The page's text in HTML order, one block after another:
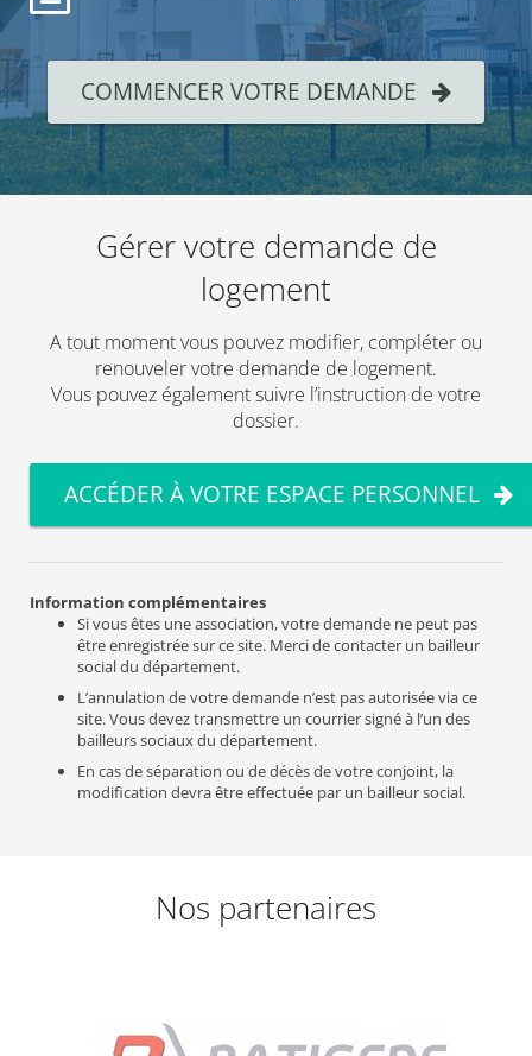
COMMENCER VOTRE DEMANDE
Gérer votre demande de
logement
A tout moment vous pouvez modifier, compléter ou
renouveler votre demande de logement.
Vous pouvez également suivre l’instruction de votre
dossier.
ACCÉDER À VOTRE ESPACE PERSONNEL
Information complémentaires
Si vous êtes une association, votre demande ne peut pas
être enregistrée sur ce site. Merci de contacter un bailleur
social du département.
L’annulation de votre demande n’est pas autorisée via ce
site. Vous devez transmettre un courrier signé à l’un des
bailleurs sociaux du département.
En cas de séparation ou de décès de votre conjoint, la
modification devra être effectuée par un bailleur social.
Nos partenaires